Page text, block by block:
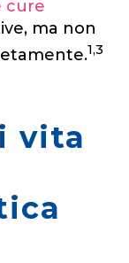
cure
ma non
1,3
vita